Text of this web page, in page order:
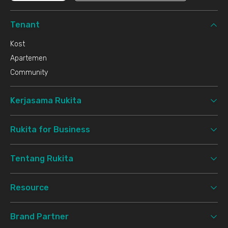
Tenant
Kost
Apartemen
Community
Kerjasama Rukita
Rukita for Business
Tentang Rukita
Resource
Brand Partner